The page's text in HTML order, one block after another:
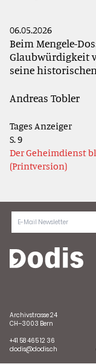
06.05.2026
Beim Mengele-
Glaubwürdigkeit
seine
Andreas Tobler
Tages Anzeiger
S. 9
Der Geheimdienst
(Printversion)
Archivstrasse 24
CH–3003 Bern
+41 58 465 12 36
dodis@dodis.ch